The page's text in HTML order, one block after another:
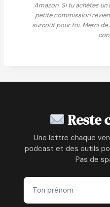
Amazon. Si tu achètes un
petite commission
surcoût pour toi. Merci de
Reste
Une lettre chaque
podcast et des outils
Pas de